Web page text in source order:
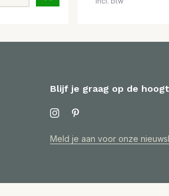
Blijf je graag op de
Meld je aan voor onze